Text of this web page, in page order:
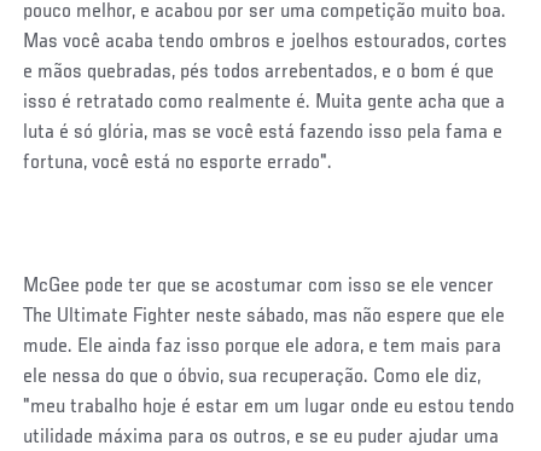
pouco melhor, e acabou por ser uma competição muito boa.
Mas você acaba tendo ombros e joelhos estourados, cortes
e mãos quebradas, pés todos arrebentados, e o bom é que
isso é retratado como realmente é. Muita gente acha que a
luta é só glória, mas se você está fazendo isso pela fama e
fortuna, você está no esporte errado".
McGee pode ter que se acostumar com isso se ele vencer
The Ultimate Fighter neste sábado, mas não espere que ele
mude. Ele ainda faz isso porque ele adora, e tem mais para
ele nessa do que o óbvio, sua recuperação. Como ele diz,
"meu trabalho hoje é estar em um lugar onde eu estou tendo
utilidade máxima para os outros, e se eu puder ajudar uma